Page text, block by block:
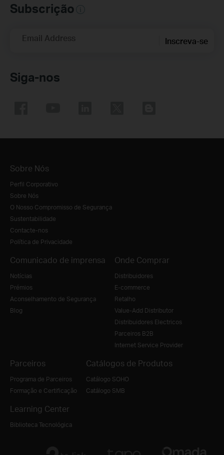
Subscrição
Email Address Inscreva-se
Siga-nos
Sobre Nós
Perfil Corporativo
Sobre Nós
O Nosso Compromisso de Segurança
Sustentabilidade
Contacte-nos
Política de Privacidade
Comunicado de imprensa
Notícias
Prémios
Aconselhamento de Segurança
Blog
Onde Comprar
Distribuidores
E-commerce
Retalho
Value-Add Distributor
Distribuidores Electricos
Parceiros B2B
Internet Service Provider
Parceiros
Programa de Parceiros
Formação e Certificação
Catálogos de Produtos
Catálogo SOHO
Catálogo SMB
Learning Center
Biblioteca Tecnológica